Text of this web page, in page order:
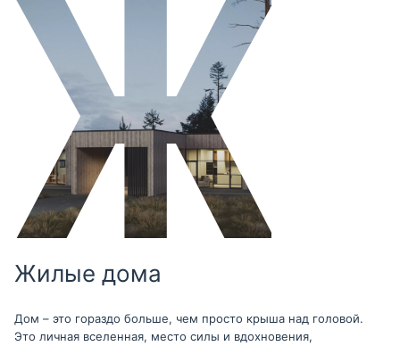
Жилые дома
Дом – это гораздо больше, чем просто крыша над головой.
Это личная вселенная, место силы и вдохновения,